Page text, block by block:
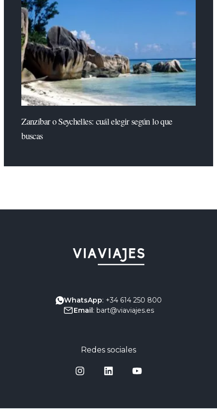
Zanzíbar o Seychelles: cuál elegir según lo que
buscas
WhatsApp: +34 614 250 800
Email: bart@viaviajes.es
Redes sociales